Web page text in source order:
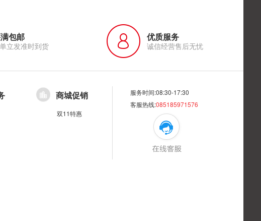
包邮
立发准时到货
优质服务
诚信经营售后无忧
商城促销
双11特惠
服务时间:08:30-17:30
客服热线:085185971576